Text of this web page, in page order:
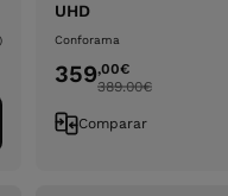
UHD
Conforama
359,00€
389.00€
Comparar